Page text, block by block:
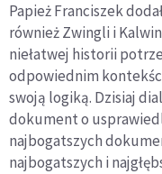
Papież Franciszek
również Zwingli i
niełatwej historii
odpowiednim
swoją logiką. Dzisiaj
dokument o
najbogatszych
najbogatszych i